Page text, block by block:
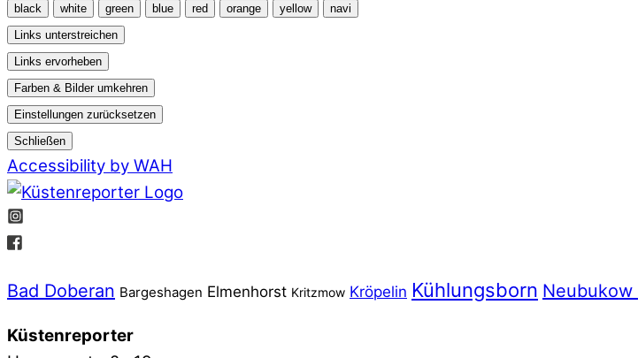
black
white green blue red orange yellow
navi
Links unterstreichen
Links ervorheben
Farben & Bilder umkehren
Einstellungen zurücksetzen
Schließen
Accessibility by WAH
Bad Doberan Bargeshagen Elmenhorst Kritzmow Kröpelin Kühlungsborn Neubukow
Küstenreporter